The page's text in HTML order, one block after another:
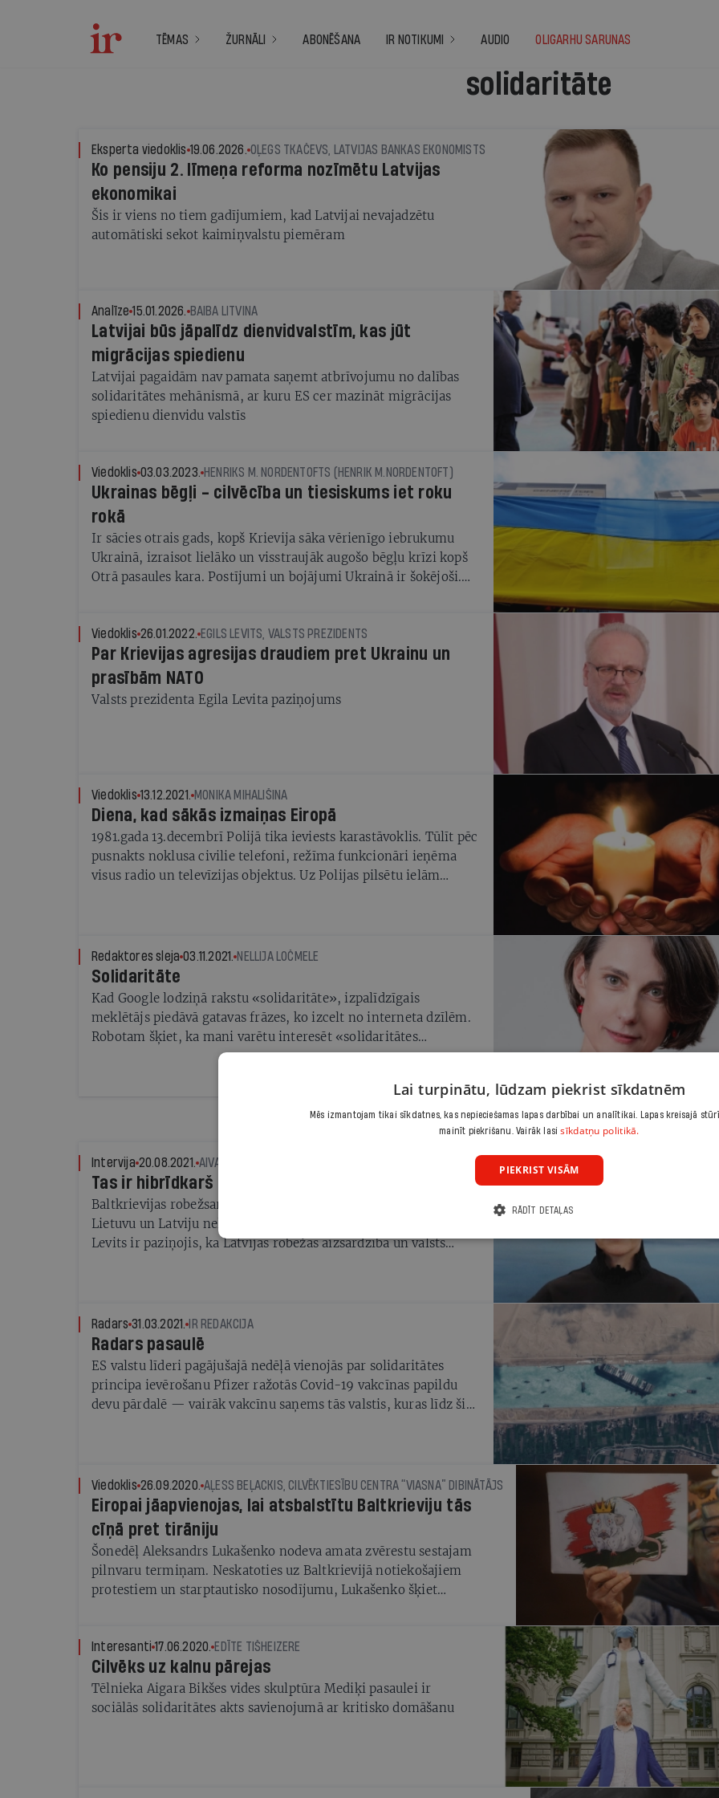
TĒMAS ŽURNĀLI ABONĒŠANA IR NOTIKUMI AUDIO OLIGARHU SARUNAS
solidaritāte
Eksperta viedoklis 19.06.2026. OĻEGS TKAČEVS, LATVIJAS BANKAS EKONOMISTS
Ko pensiju 2. līmeņa reforma nozīmētu Latvijas
ekonomikai
Šis ir viens no tiem gadījumiem, kad Latvijai nevajadzētu
automātiski sekot kaimiņvalstu piemēram
Analīze 15.01.2026. BAIBA LITVINA
Latvijai būs jāpalīdz dienvidvalstīm, kas jūt
migrācijas spiedienu
Latvijai pagaidām nav pamata saņemt atbrīvojumu no dalības
solidaritātes mehānismā, ar kuru ES cer mazināt migrācijas
spiedienu dienvidu valstīs
Viedoklis 03.03.2023. HENRIKS M. NORDENTOFTS (HENRIK M.NORDENTOFT)
Ukrainas bēgļi - cilvēcība un tiesiskums iet roku
rokā
Ir sācies otrais gads, kopš Krievija sāka vērienīgo iebrukumu
Ukrainā, izraisot lielāko un visstraujāk augošo bēgļu krīzi kopš
Otrā pasaules kara. Postījumi un bojājumi Ukrainā ir šokējoši.
mājas izpostītas. Turklāt miljoniem cilvēku dzīvo neziņā, kas
gaidāms nākotnē.
Viedoklis 26.01.2022. EGILS LEVITS, VALSTS PREZIDENTS
Par Krievijas agresijas draudiem pret Ukrainu un
prasībām NATO
Valsts prezidenta Egila Levita paziņojums
Viedoklis 13.12.2021. MONIKA MIHALIŠINA
Diena, kad sākās izmaiņas Eiropā
1981.gada 13.decembrī Polijā tika ieviests karastāvoklis. Tūlīt pēc
pusnakts noklusa civilie telefoni, režīma funkcionāri ieņēma
visus radio un televīzijas objektus. Uz Polijas pilsētu ielām
sapulcināja savās rindās vairākus miljonus cilvēku.
Redaktores sleja 03.11.2021. NELLIJA LOČMELE
Solidaritāte
Kad Google lodziņā rakstu «solidaritāte», izpalīdzīgais
meklētājs piedāvā gatavas frāzes, ko izcelt no interneta dzīlēm.
Robotam šķiet, ka mani varētu interesēt «solidaritātes
nodoklis» vai poļu atmodas kustība. Jau 20 mēnešus dzīvojam
glābšanas riņķi krīzē — latviski nav izskanējis nekas tik svarīgs
un populārs, lai iekļūtu mākslīgā intelekta topā.
Intervija 20.08.2021. AIVARS OZOLIŅŠ
Tas ir hibrīdkarš
Baltkrievijas robežsargi tagad jau atklāti dzen pāri robežai uz
Lietuvu un Latviju nelegālus migrantus. Valsts prezidents Egils
Levits ir paziņojis, ka Latvijas robežas aizsardzība un valsts
Radars 31.03.2021. IR REDAKCIJA
Radars pasaulē
ES valstu līderi pagājušajā nedēļā vienojās par solidaritātes
principa ievērošanu Pfizer ražotās Covid-19 vakcīnas papildu
devu pārdalē — vairāk vakcīnu saņems tās valstis, kuras līdz šim
Viedoklis 26.09.2020. AĻESS BEĻACKIS, CILVĒKTIESĪBU CENTRA “VIASNA” DIBINĀTĀJS
Eiropai jāapvienojas, lai atsbalstītu Baltkrieviju tās
cīņā pret tirāniju
Šonedēļ Aleksandrs Lukašenko nodeva amata zvērestu sestajam
pilnvaru termiņam. Neskatoties uz Baltkrievijā notiekošajiem
protestiem un starptautisko nosodījumu, Lukašenko šķiet
Interesanti 17.06.2020. EDĪTE TIŠHEIZERE
Cilvēks uz kalnu pārejas
Tēlnieka Aigara Bikšes vides skulptūra Mediķi pasaulei ir
sociālās solidaritātes akts savienojumā ar kritisko domāšanu
Lai turpinātu, lūdzam piekrist sīkdatnēm
Mēs izmantojam tikai sīkdatnes, kas nepieciešamas lapas darbībai un analītikai. Lapas kreisajā
mainīt piekrišanu. Vairāk lasisīkdatņu politikā.
PIEKRIST VISĀM
RĀDĪT DETAĻAS